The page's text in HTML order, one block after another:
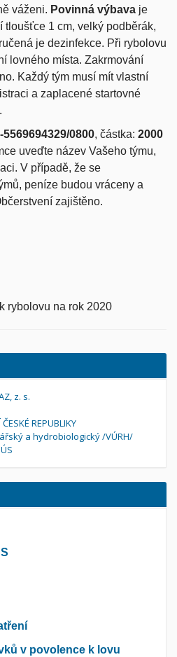
váženi. Povinná výbava je
tloušťce 1 cm, velký podběrák,
je dezinfekce. Při rybolovu
lovného místa. Zakrmování
Každý tým musí mít vlastní
a zaplacené startovné
.
5569694329/0800, částka: 2000
uveďte název Vašeho týmu,
V případě, že se
peníze budou vráceny a
zajištěno.
rybolovu na rok 2020
z. s.
REPUBLIKY
a hydrobiologický /VÚRH/
v povolence k lovu